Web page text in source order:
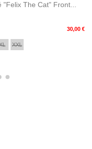
"Felix The Cat" Front...
30,00 €
XXL